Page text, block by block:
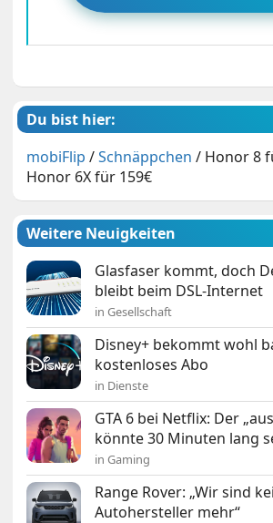
Du bist hier:
mobiFlip /Schnäppchen / Honor 8
Honor 6X für 159€
Weitere Neuigkeiten
Glasfaser kommt, doch
bleibt beim DSL-Internet
in Gesellschaft
Disney+ bekommt wohl
kostenloses Abo
in Dienste
GTA 6 bei Netflix: Der
könnte 30 Minuten lang
in Gaming
Range Rover: „Wir sind
Autohersteller mehr“